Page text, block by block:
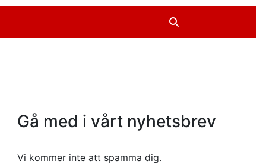
Gå med i vårt nyhetsbrev
Vi kommer inte att spamma dig.